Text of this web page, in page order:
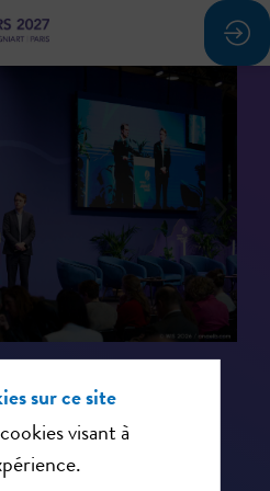
sur ce site
visant à